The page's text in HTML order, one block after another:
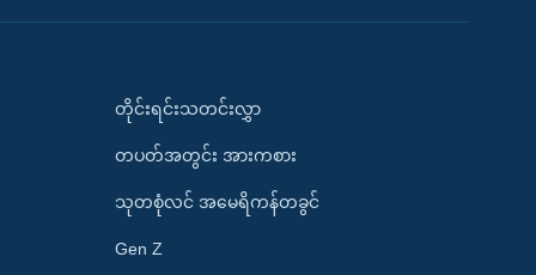
တိုင်းရင်းသတင်းလွှာ
တပတ်အတွင်း အားကစား
သုတစုံလင် အမေရိကန်တခွင်
Gen Z